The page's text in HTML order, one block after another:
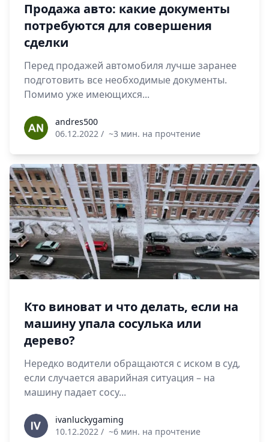
Продажа авто: какие документы
потребуются для совершения
сделки
Перед продажей автомобиля лучше заранее
подготовить все необходимые документы.
Помимо уже имеющихся...
andres500andres500
06.12.2022 / ~3 мин. на прочтение
Кто виноват и что делать, если на
машину упала сосулька или
дерево?
Нередко водители обращаются с иском в суд,
если случается аварийная ситуация – на
машину падает сосу...
ivanluckygaming
ivanluckygaming
10.12.2022 / ~6 мин. на прочтение